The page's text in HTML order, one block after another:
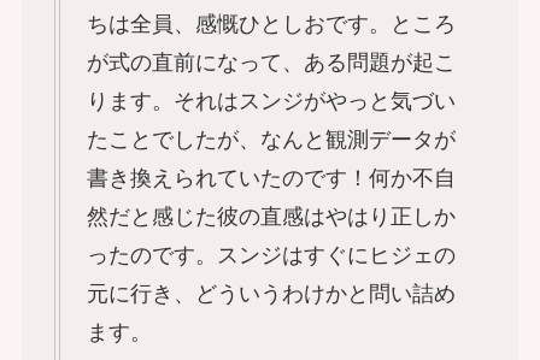
ちは全員、感慨ひとしおです。ところ
が式の直前になって、ある問題が起こ
ります。それはスンジがやっと気づい
たことでしたが、なんと観測データが
書き換えられていたのです！何か不自
然だと感じた彼の直感はやはり正しか
ったのです。スンジはすぐにヒジェの
元に行き、どういうわけかと問い詰め
ます。